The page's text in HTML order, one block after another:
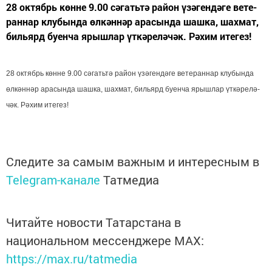
28 ок­тябрь көн­не 9.00 сә­гать­тә ра­йон үзә­ген­дә­ге ве­те­
ран­нар клу­бын­да өл­кән­нәр ара­сын­да шаш­ка, шах­мат,
биль­ярд бу­ен­ча ярыш­лар үт­кә­ре­лә­чәк. Рә­хим ите­гез!
28 ок­тябрь көн­не 9.00 сә­гать­тә ра­йон үзә­ген­дә­ге ве­те­ран­нар клу­бын­да
өл­кән­нәр ара­сын­да шаш­ка, шах­мат, биль­ярд бу­ен­ча ярыш­лар үт­кә­ре­лә­
чәк. Рә­хим ите­гез!
Следите за самым важным и интересным в
Telegram-канале Татмедиа
Читайте новости Татарстана в
национальном мессенджере MАХ:
https://max.ru/tatmedia